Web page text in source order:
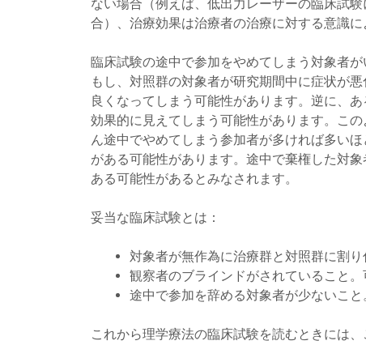
ない場合（例えば、低出力レーザーの臨床試
合）、治療効果は治療者の治療に対する意識
臨床試験の途中で参加をやめてしまう対象者
もし、対照群の対象者が研究期間中に症状が
良くなってしまう可能性があります。逆に、
効果的に見えてしまう可能性があります。こ
ん途中でやめてしまう参加者が多ければ多い
がある可能性があります。途中で棄権した対
ある可能性があるとみなされます。
妥当な臨床試験とは：
対象者が無作為に治療群と対照群に割
観察者のブラインドがされていること
途中で参加を辞める対象者が少ないこと
これから理学療法の臨床試験を読むときには